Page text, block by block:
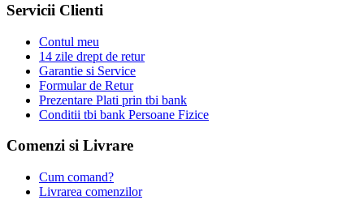
Servicii Clienti
Contul meu
14 zile drept de retur
Garantie si Service
Formular de Retur
Prezentare Plati prin tbi bank
Conditii tbi bank Persoane Fizice
Comenzi si Livrare
Cum comand?
Livrarea comenzilor